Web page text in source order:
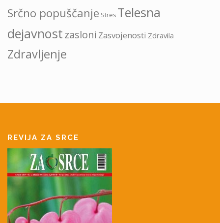
Srčno popuščanje Stres Telesna
dejavnostzasloni Zasvojenosti Zdravila
Zdravljenje
REVIJA ZA SRCE